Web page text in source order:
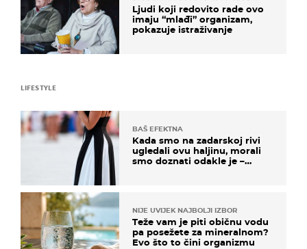
Ljudi koji redovito rade ovo
imaju “mlađi” organizam,
pokazuje istraživanje
LIFESTYLE
BAŠ EFEKTNA
Kada smo na zadarskoj rivi
ugledali ovu haljinu, morali
smo doznati odakle je –
NIJE UVIJEK NAJBOLJI IZBOR
Teže vam je piti običnu vodu
pa posežete za mineralnom?
Evo što to čini organizmu